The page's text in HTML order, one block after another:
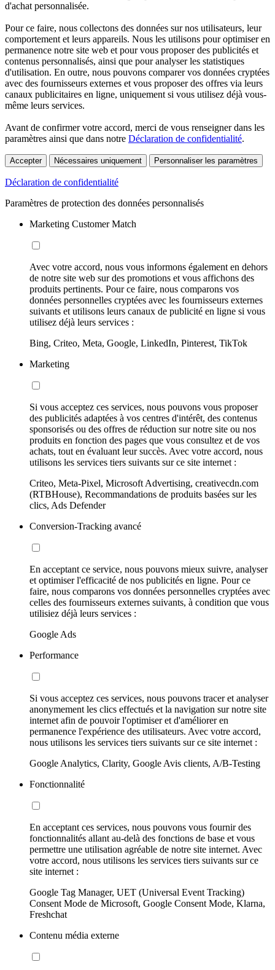
d'achat personnalisée.
Pour ce faire, nous collectons des données sur nos utilisateurs, leur
comportement et leurs appareils. Nous les utilisons pour optimiser en
permanence notre site web et pour vous proposer des publicités et
contenus personnalisés, ainsi que pour analyser les statistiques
d'utilisation. En outre, nous pouvons comparer vos données cryptées
avec des fournisseurs externes et vous proposer des offres via leurs
canaux publicitaires en ligne, uniquement si vous utilisez déjà vous-
même leurs services.
Avant de confirmer votre accord, merci de vous renseigner dans les
paramètres ainsi que dans notre Déclaration de confidentialité.
Accepter Nécessaires uniquement Personnaliser les paramètres
Déclaration de confidentialité
Paramètres de protection des données personnalisés
Marketing Customer Match
Avec votre accord, nous vous informons également en dehors
de notre site web sur des promotions et vous affichons des
produits pertinents. Pour ce faire, nous comparons vos
données personnelles cryptées avec les fournisseurs externes
suivants et utilisons leurs canaux de publicité en ligne si vous
utilisez déjà leurs services :
Bing, Criteo, Meta, Google, LinkedIn, Pinterest, TikTok
Marketing
Si vous acceptez ces services, nous pouvons vous proposer
des publicités adaptées à vos centres d'intérêt, des contenus
sponsorisés ou des offres de réduction sur notre site ou nos
produits en fonction des pages que vous consultez et de vos
achats, tout en évaluant leur succès. Avec votre accord, nous
utilisons les services tiers suivants sur ce site internet :
Criteo, Meta-Pixel, Microsoft Advertising, creativecdn.com
(RTBHouse), Recommandations de produits basées sur les
clics, Ads Defender
Conversion-Tracking avancé
En acceptant ce service, nous pouvons mieux suivre, analyser
et optimiser l'efficacité de nos publicités en ligne. Pour ce
faire, nous comparons vos données personnelles cryptées avec
celles des fournisseurs externes suivants, à condition que vous
utilisiez déjà leurs services :
Google Ads
Performance
Si vous acceptez ces services, nous pouvons tracer et analyser
anonymement les clics effectués et la navigation sur notre site
internet afin de pouvoir l'optimiser et d'améliorer en
permanence l'expérience des utilisateurs. Avec votre accord,
nous utilisons les services tiers suivants sur ce site internet :
Google Analytics, Clarity, Google Avis clients, A/B-Testing
Fonctionnalité
En acceptant ces services, nous pouvons vous fournir des
fonctionnalités allant au-delà des fonctions de base et vous
permettre une utilisation agréable de notre site internet. Avec
votre accord, nous utilisons les services tiers suivants sur ce
site internet :
Google Tag Manager, UET (Universal Event Tracking)
Consent Mode de Microsoft, Google Consent Mode, Klarna,
Freshchat
Contenu média externe